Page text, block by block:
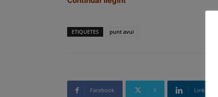
ETIQUETES punt avui
Facebook X Linkedin